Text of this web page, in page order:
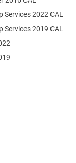
Services 2022 CAL
Services 2019 CAL